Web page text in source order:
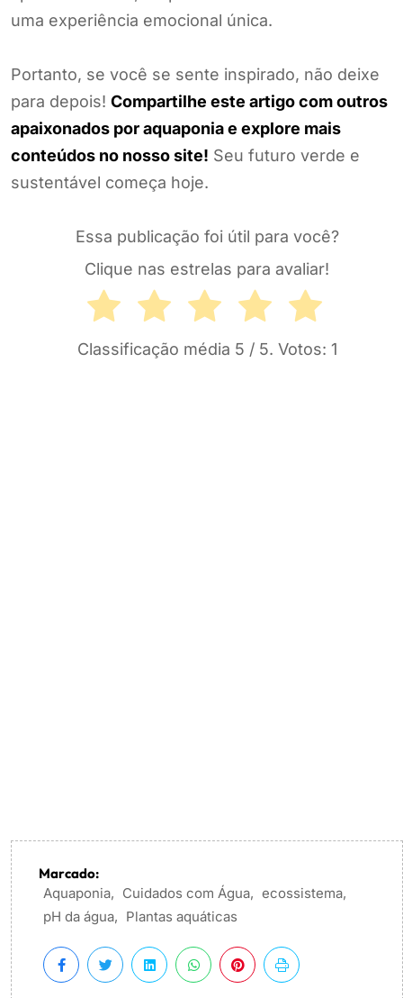
uma experiência emocional única.
Portanto, se você se sente inspirado, não deixe
para depois! Compartilhe este artigo com outros
apaixonados por aquaponia e explore mais
conteúdos no nosso site! Seu futuro verde e
sustentável começa hoje.
Essa publicação foi útil para você?
Clique nas estrelas para avaliar!
Classificação média 5 / 5. Votos: 1
Marcado:
Aquaponia, Cuidados com Água, ecossistema,
pH da água, Plantas aquáticas